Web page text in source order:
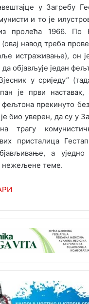
у Загребу
и то је
пролећа 1966. По
навод треба
истраживање), он
објављује један
у сриједу”
је први
прекинуто
био уверен, да су у
присталица
а
нежељене теме.